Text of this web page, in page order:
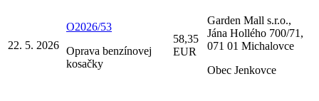
22. 5. 2026
O2026/53
Oprava benzínovej
kosačky
58,35
EUR
Garden Mall s.r.o.,
Jána Hollého 700/71,
071 01 Michalovce
Obec Jenkovce